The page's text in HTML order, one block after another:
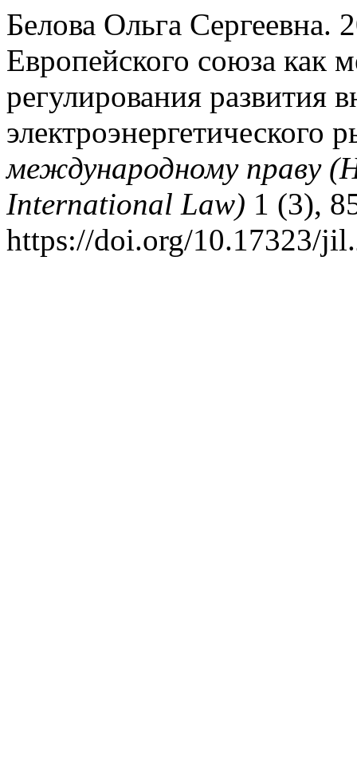
Белова Ольга Сергеевна.
Европейского союза как
регулирования развития
электроэнергетического
международному праву
International Law) 1 (3),
https://doi.org/10.17323/